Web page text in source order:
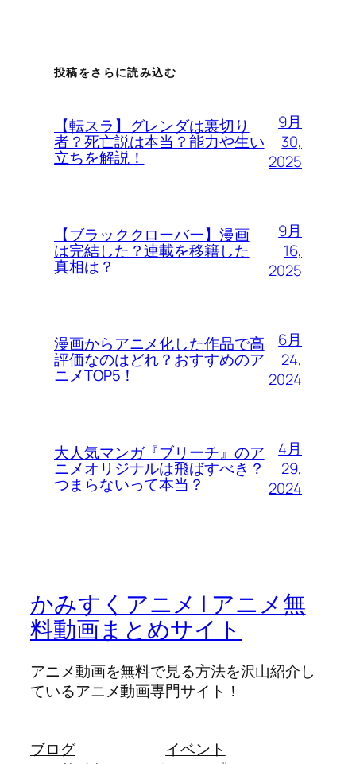
投稿をさらに読み込む
【転スラ】グレンダは裏切り
者？死亡説は本当？能力や生い
立ちを解説！
9月
30,
2025
【ブラッククローバー】漫画
は完結した？連載を移籍した
真相は？
9月
16,
2025
漫画からアニメ化した作品で高
評価なのはどれ？おすすめのア
ニメTOP5！
6月
24,
2024
大人気マンガ『ブリーチ』のア
ニメオリジナルは飛ばすべき？
つまらないって本当？
4月
29,
2024
かみすくアニメ | アニメ無
料動画まとめサイト
アニメ動画を無料で見る方法を沢山紹介し
ているアニメ動画専門サイト！
ブログ
イベント